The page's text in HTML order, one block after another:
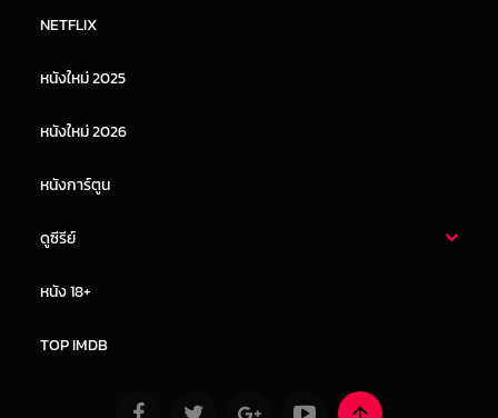
หนังจีน
NETFLIX
หนังใหม่ 2025
หนังใหม่ 2026
หนังการ์ตูน
ดูซีรีย์
หนัง 18+
TOP IMDB